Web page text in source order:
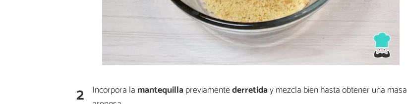
2 Incorpora la mantequillapreviamentederretiday mezcla bien hasta obtener una masa